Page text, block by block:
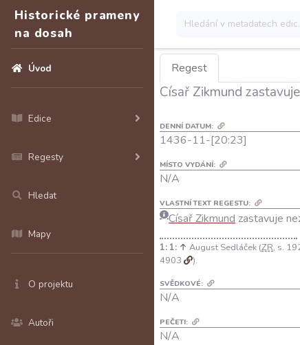
Historické prameny
na dosah
Úvod
Edice
Regesty
Hledat
Mapy
O projektu
Autoři
Regest
Císař Zikmund
DENNÍ DATUM:
1436-11-[20:23]
MÍSTO VYDÁNÍ:
N/A
VLASTNÍ TEXT REGESTU:
CísařZikmund zastavuje
1: ↑ August Sedláček (ZR, s.
4903
).
SVĚDKOVÉ:
N/A
PEČETI:
N/A